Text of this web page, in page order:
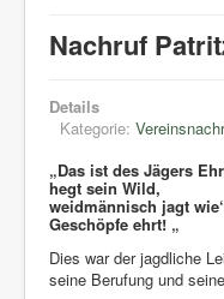
Nachruf
Details
Kategorie:
„Das ist des Jägers
hegt sein Wild,
weidmännisch jagt
Geschöpfe ehrt! „
Dies war der jagdliche
seine Berufung und